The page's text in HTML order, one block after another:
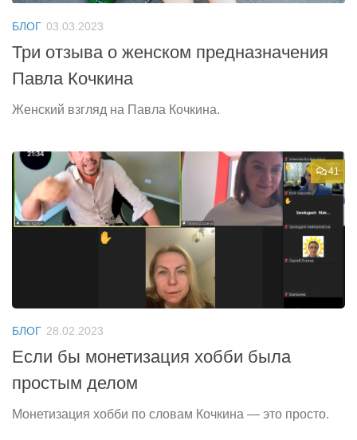
БЛОГ 03.03.2023
Три отзыва о женском предназначения
Павла Кочкина
Женский взгляд на Павла Кочкина.
41
БЛОГ 28.02.2023
Если бы монетизация хобби была
простым делом
Монетизация хобби по словам Кочкина — это просто.